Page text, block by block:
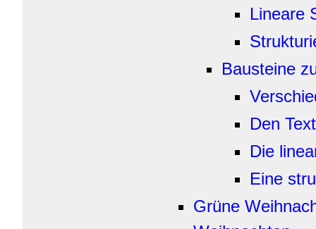
Lineare
Bausteine
Den
Die
Eine
Grüne